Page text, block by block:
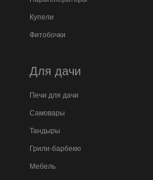
Купели
Фитобочки
Для дачи
Печи для дачи
Самовары
Тандыры
Грили-барбекю
Мебель